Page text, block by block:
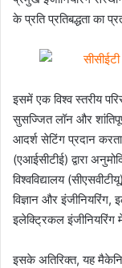
के प्रति प्रतिबद्धता का
इसमें एक विश्व स्तरीय
सुसज्जित लॉन और
आदर्श सेटिंग प्रदान
(एआईसीटीई) द्वारा
विश्वविद्यालय
विज्ञान और
इलेक्ट्रिकल इंजीनियरिंग
इसके अतिरिक्त, यह